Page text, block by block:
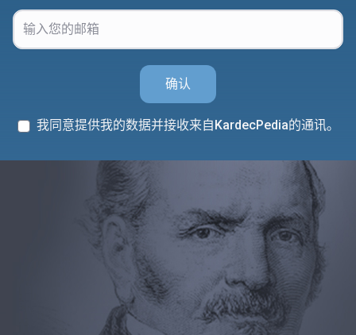
确认
我同意提供我的数据并接收来自KardecPedia的通讯。